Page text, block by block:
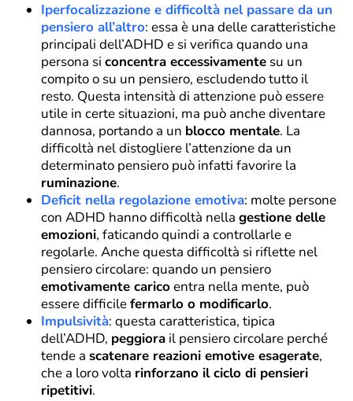
Iperfocalizzazione e difficoltà nel passare da un
pensiero all’altro: essa è una delle caratteristiche
principali dell’ADHD e si verifica quando una
persona si concentra eccessivamente su un
compito o su un pensiero, escludendo tutto il
resto. Questa intensità di attenzione può essere
utile in certe situazioni, ma può anche diventare
dannosa, portando a un blocco mentale. La
difficoltà nel distogliere l’attenzione da un
determinato pensiero può infatti favorire la
ruminazione.
Deficit nella regolazione emotiva: molte persone
con ADHD hanno difficoltà nella gestione delle
emozioni, faticando quindi a controllarle e
regolarle. Anche questa difficoltà si riflette nel
pensiero circolare: quando un pensiero
emotivamente caricoentra nella mente, può
essere difficilefermarlo o modificarlo.
Impulsività: questa caratteristica, tipica
dell’ADHD, peggiora il pensiero circolare perché
tende a scatenare reazioni emotive esagerate,
che a loro volta rinforzano il ciclo di pensieri
ripetitivi.